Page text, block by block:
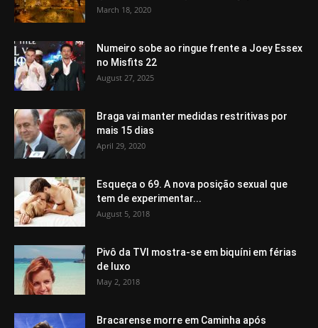
March 18, 2020
Numeiro sobe ao ringue frente a Joey Essex
no Misfits 22
August 27, 2025
Braga vai manter medidas restritivas por
mais 15 dias
April 29, 2020
Esqueça o 69. A nova posição sexual que
tem de experimentar...
August 5, 2018
Pivô da TVI mostra-se em biquíni em férias
de luxo
May 2, 2018
Bracarense morre em Caminha após